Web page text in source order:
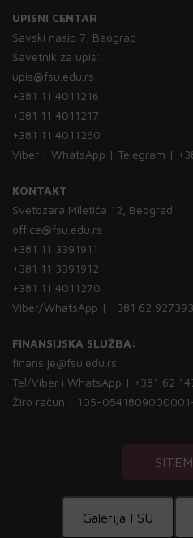
UPISNI CENTAR
Savski nasip 7, Beograd
Savetnik za upis:
upis@fsu.edu.rs
+381 11 4011216
+381 11 4011217
+381 11 4011260
Viber | WhatsApp | Telegram |
KONTAKT
Svetozara Miletića 12, Beograd
office@fsu.edu.rs
+381 11 3391911
+381 11 3391912
+381 11 4011270
Viber/WhatsApp | +381 62
FINANSIJSKA SLUŽBA:
finansije@fsu.edu.rs
Tel/Viber i WhatsApp | +381 62
Žiro račun | 105-
Galerija FSU